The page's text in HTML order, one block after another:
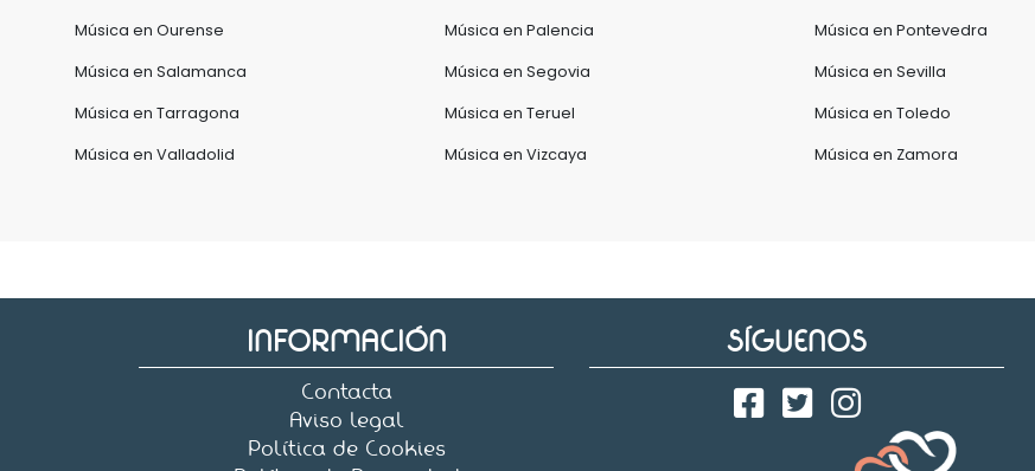
Música en Ourense Música en Palencia Música en Pontevedra
Música en Salamanca Música en Segovia Música en Sevilla
Música en Tarragona Música en Teruel Música en Toledo
Música en Valladolid Música en Vizcaya Música en Zamora
INFORMACIÓN
Contacta
Aviso legal
Política de Cookies
SÍGUENOS